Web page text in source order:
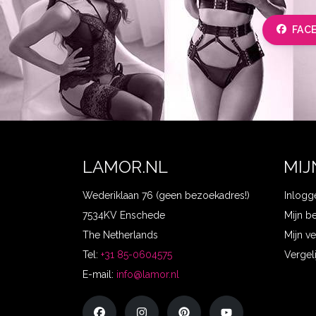
LAMOR.NL
Wederiklaan 76 (geen bezoekadres!)
7534KV Enschede
The Netherlands
Tel: +31 85-0604575
E-mail: info@lamor.nl
Mijn
Mijn